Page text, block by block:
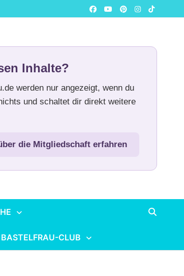
Inhalte?
werden nur angezeigt, wenn du
und schaltet dir direkt weitere
die Mitgliedschaft erfahren
BASTELFRAU-CLUB